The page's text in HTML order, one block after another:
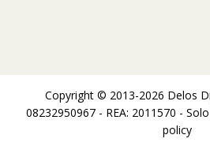
Copyright © 2013-2026 Delos
08232950967 - REA: 2011570 -
policy